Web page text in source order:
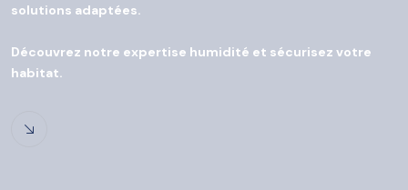
solutions adaptées.
Découvrez notre expertise humidité et sécurisez votre
habitat.